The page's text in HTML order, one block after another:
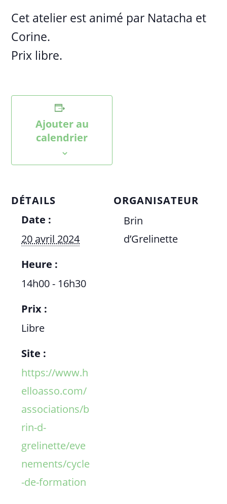
Cet atelier est animé par Natacha et
Corine.
Prix libre.
Ajouter au
calendrier
DÉTAILS
Date :
20 avril 2024
Heure :
14h00 - 16h30
Prix :
Libre
Site :
https://www.h
elloasso.com/
associations/b
rin-d-
grelinette/eve
nements/cycle
-de-formation
ORGANISATEUR
Brin
d’Grelinette